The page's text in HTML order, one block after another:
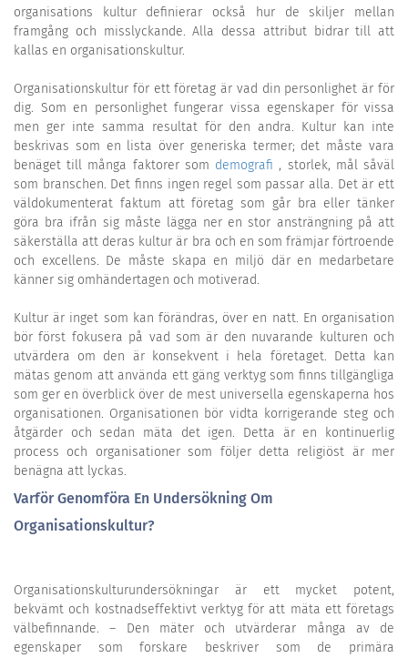
organisations kultur definierar också hur de skiljer mellan
framgång och misslyckande. Alla dessa attribut bidrar till att
kallas en organisationskultur.
Organisationskultur för ett företag är vad din personlighet är för
dig. Som en personlighet fungerar vissa egenskaper för vissa
men ger inte samma resultat för den andra. Kultur kan inte
beskrivas som en lista över generiska termer; det måste vara
benäget till många faktorer som demografi , storlek, mål såväl
som branschen. Det finns ingen regel som passar alla. Det är ett
väldokumenterat faktum att företag som går bra eller tänker
göra bra ifrån sig måste lägga ner en stor ansträngning på att
säkerställa att deras kultur är bra och en som främjar förtroende
och excellens. De måste skapa en miljö där en medarbetare
känner sig omhändertagen och motiverad.
Kultur är inget som kan förändras, över en natt. En organisation
bör först fokusera på vad som är den nuvarande kulturen och
utvärdera om den är konsekvent i hela företaget. Detta kan
mätas genom att använda ett gäng verktyg som finns tillgängliga
som ger en överblick över de mest universella egenskaperna hos
organisationen. Organisationen bör vidta korrigerande steg och
åtgärder och sedan mäta det igen. Detta är en kontinuerlig
process och organisationer som följer detta religiöst är mer
benägna att lyckas.
Varför Genomföra En Undersökning Om
Organisationskultur?
Organisationskulturundersökningar är ett mycket potent,
bekvämt och kostnadseffektivt verktyg för att mäta ett företags
välbefinnande. – Den mäter och utvärderar många av de
egenskaper som forskare beskriver som de primära